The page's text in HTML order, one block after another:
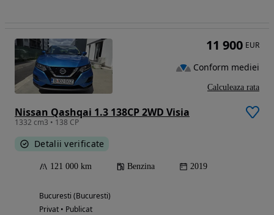
Nissan Qashqai 1.3 138CP 2WD Visia
1332 cm3 • 138 CP
Detalii verificate
121 000 km Benzina 2019
Bucuresti (Bucuresti)
Privat • Publicat
11 900 EUR
Conform mediei
Calculeaza rata